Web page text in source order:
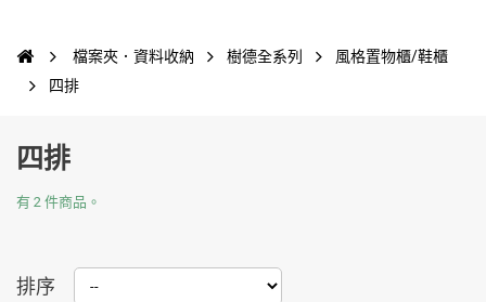
檔案夾．資料收納 樹德全系列
風格置物櫃/鞋櫃
四排
四排
有 2 件商品。
排序